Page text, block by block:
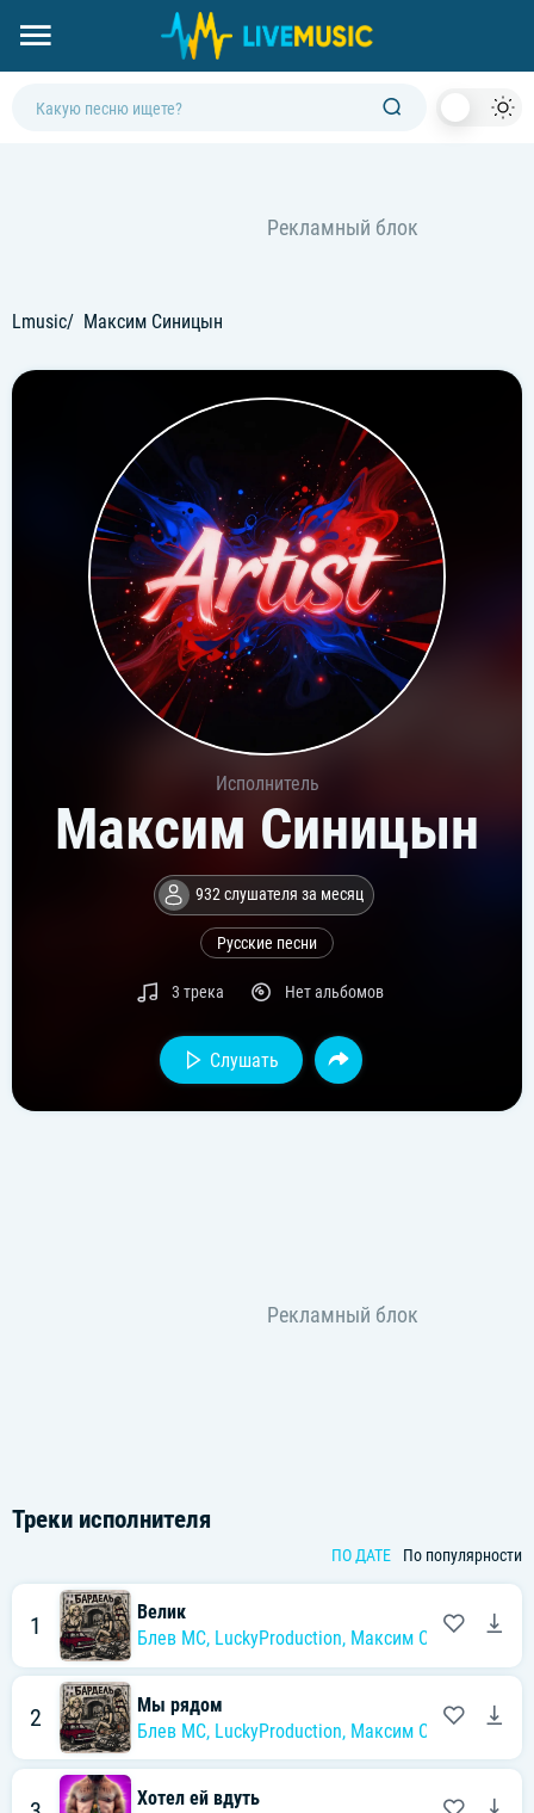
Lmusic Максим Синицын
Исполнитель
Максим Синицын
932 слушателя за месяц
Русские песни
3 трека Нет альбомов
Слушать
Треки исполнителя
ПО ДАТЕ По популярности
1
Велик
Блев МС, LuckyProduction, Максим Синицын
2
Мы рядом
Блев МС, LuckyProduction, Максим Синицын
Хотел ей вдуть